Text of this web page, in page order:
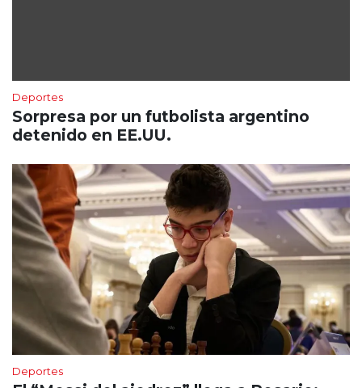
Deportes
Sorpresa por un futbolista argentino
detenido en EE.UU.
Deportes